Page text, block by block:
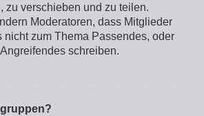
zu verschieben und zu teilen.
Moderatoren, dass Mitglieder
nicht zum Thema Passendes, oder
schreiben.